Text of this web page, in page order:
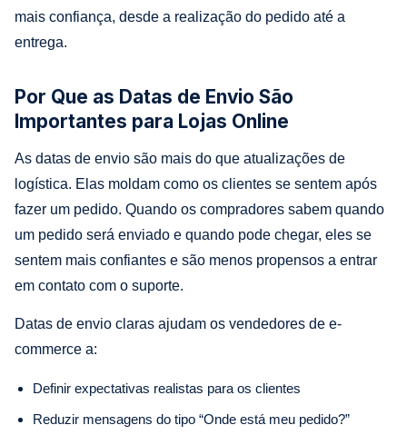
mais confiança, desde a realização do pedido até a
entrega.
Por Que as Datas de Envio São
Importantes para Lojas Online
As datas de envio são mais do que atualizações de
logística. Elas moldam como os clientes se sentem após
fazer um pedido. Quando os compradores sabem quando
um pedido será enviado e quando pode chegar, eles se
sentem mais confiantes e são menos propensos a entrar
em contato com o suporte.
Datas de envio claras ajudam os vendedores de e-
commerce a:
Definir expectativas realistas para os clientes
Reduzir mensagens do tipo “Onde está meu pedido?”